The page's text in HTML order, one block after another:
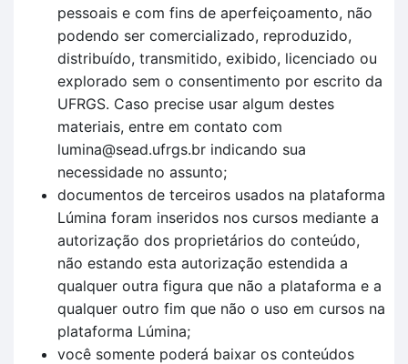
pessoais e com fins de aperfeiçoamento, não
podendo ser comercializado, reproduzido,
distribuído, transmitido, exibido, licenciado ou
explorado sem o consentimento por escrito da
UFRGS. Caso precise usar algum destes
materiais, entre em contato com
lumina@sead.ufrgs.br indicando sua
necessidade no assunto;
documentos de terceiros usados na plataforma
Lúmina foram inseridos nos cursos mediante a
autorização dos proprietários do conteúdo,
não estando esta autorização estendida a
qualquer outra figura que não a plataforma e a
qualquer outro fim que não o uso em cursos na
plataforma Lúmina;
você somente poderá baixar os conteúdos